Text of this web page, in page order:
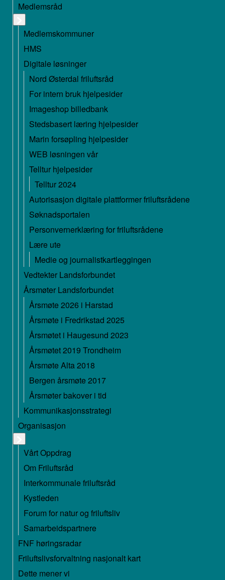
Medlemsråd
Medlemskommuner
HMS
Digitale løsninger
Nord Østerdal friluftsråd
For intern bruk hjelpesider
Imageshop billedbank
Stedsbasert læring hjelpesider
Marin forsøpling hjelpesider
WEB løsningen vår
Telltur hjelpesider
Telltur 2024
Autorisasjon digitale plattformer friluftsrådene
Søknadsportalen
Personvernerklæring for friluftsrådene
Lære ute
Medie og journalistkartleggingen
Vedtekter Landsforbundet
Årsmøter Landsforbundet
Årsmøte 2026 i Harstad
Årsmøte i Fredrikstad 2025
Årsmøtet i Haugesund 2023
Årsmøtet 2019 Trondheim
Årsmøte Alta 2018
Bergen årsmøte 2017
Årsmøter bakover i tid
Kommunikasjonsstrategi
Organisasjon
Vårt Oppdrag
Om Friluftsråd
Interkommunale friluftsråd
Kystleden
Forum for natur og friluftsliv
Samarbeidspartnere
FNF høringsradar
Friluftslivsforvaltning nasjonalt kart
Dette mener vi